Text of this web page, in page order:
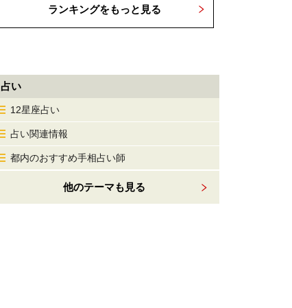
ランキングをもっと見る
占い
12星座占い
占い関連情報
都内のおすすめ手相占い師
他のテーマも見る